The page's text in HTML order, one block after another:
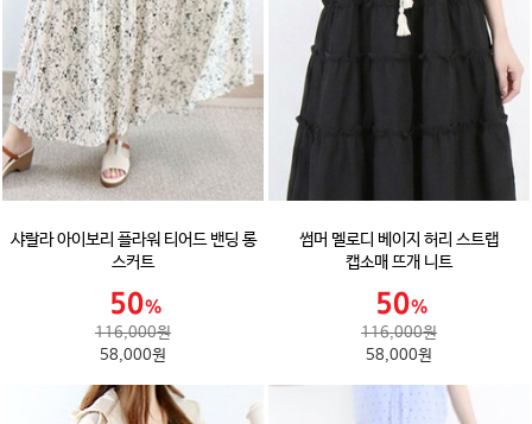
샤랄라 아이보리 플라워 티어드 밴딩 롱
스커트
116,000원
58,000원
썸머 멜로디 베이지 허리 스트랩
캡소매 뜨개 니트
116,000원
58,000원